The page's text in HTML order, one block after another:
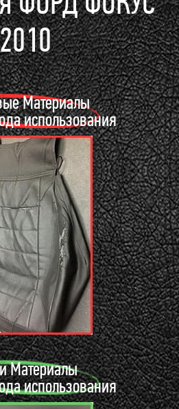
2010
Материалы
использования
Материалы
использования